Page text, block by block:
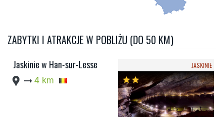
ZABYTKI I ATRAKCJE W POBLIŻU (DO 50 KM)
Jaskinie w Han-sur-Lesse
location_pin arrow_right_alt 4 km
JASKINIE
starstar